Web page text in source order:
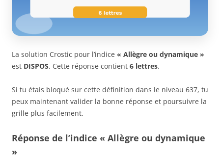
La solution Crostic pour l’indice « Allègre ou dynamique »
est DISPOS. Cette réponse contient 6 lettres.
Si tu étais bloqué sur cette définition dans le niveau 637, tu
peux maintenant valider la bonne réponse et poursuivre la
grille plus facilement.
Réponse de l’indice « Allègre ou dynamique
»